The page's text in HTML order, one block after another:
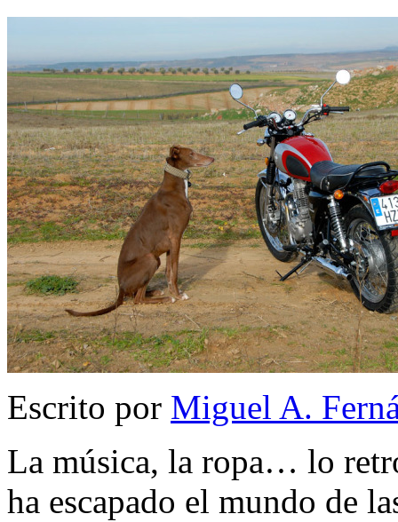
Escrito por Miguel A.
La música, la ropa… lo
ha escapado el mundo de